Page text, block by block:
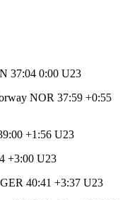
37:04 0:00 U23
NOR 37:59 +0:55
+1:56 U23
+3:00 U23
40:41 +3:37 U23